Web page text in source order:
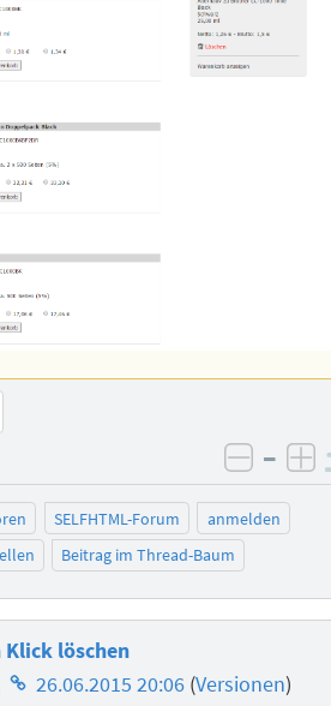
–
SELFHTML-Forum
anmelden
Beitrag im Thread-Baum
Klick löschen
Homepage
26.06.2015 20:06 (Versionen)